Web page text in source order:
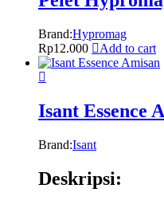
Brand:Hypromag
Rp12.000 Add to cart
Isant Essence
Brand:Isant
Deskripsi: